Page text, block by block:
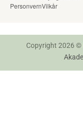
PersonvernVilkår
Copyright 2026 ©